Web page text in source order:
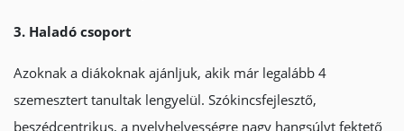
3. Haladó csoport
Azoknak a diákoknak ajánljuk, akik már legalább 4
szemesztert tanultak lengyelül. Szókincsfejlesztő,
beszédcentrikus, a nyelvhelyességre nagy hangsúlyt fektető